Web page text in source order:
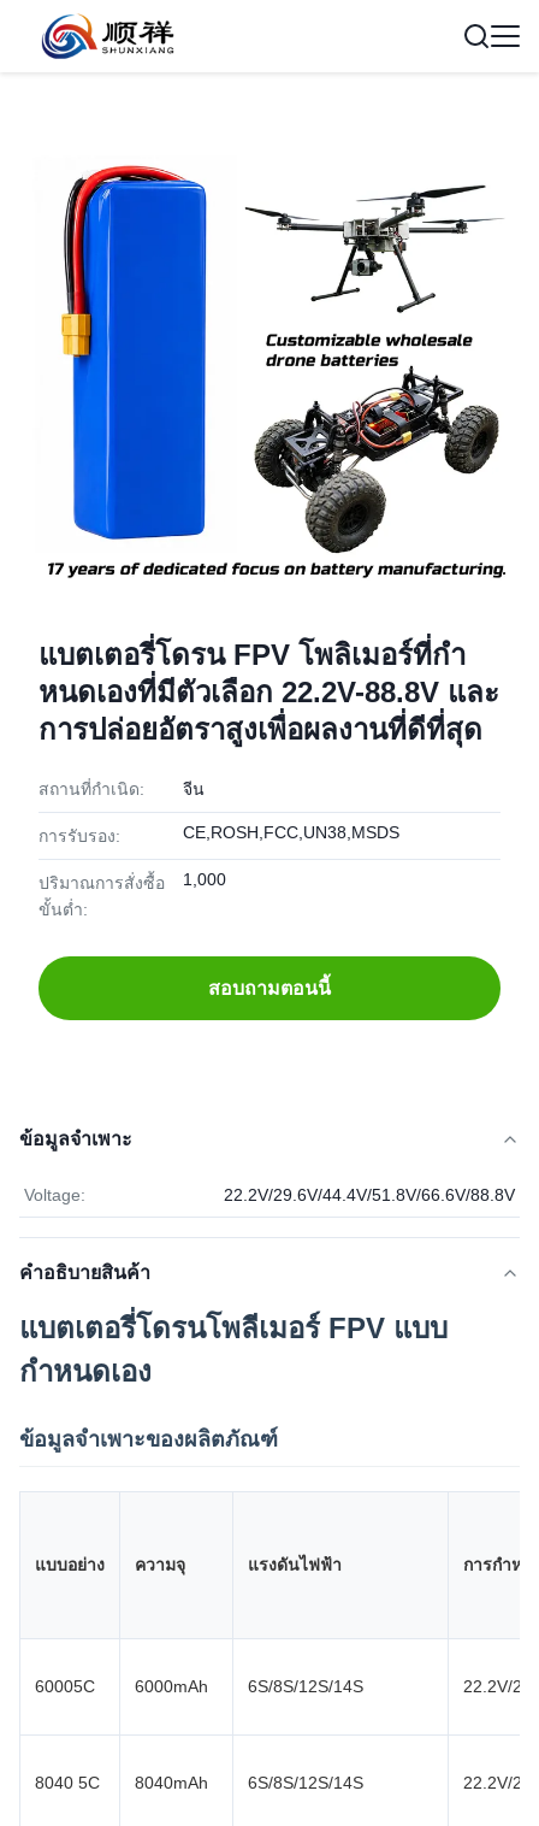
แบตเตอรี่โดรน FPV โพลิเมอร์ที่กํา
หนดเองที่มีตัวเลือก 22.2V-88.8V และ
การปล่อยอัตราสูงเพื่อผลงานที่ดีที่สุด
สถานที่กำเนิด: จีน
การรับรอง: CE,ROSH,FCC,UN38,MSDS
ปริมาณการสั่งซื้อ
ขั้นต่ำ:
1,000
สอบถามตอนนี้
ข้อมูลจำเพาะ
Voltage: 22.2V/29.6V/44.4V/51.8V/66.6V/88.8V
คําอธิบายสินค้า
แบตเตอรี่โดรนโพลีเมอร์ FPV แบบ
กำหนดเอง
ข้อมูลจำเพาะของผลิตภัณฑ์
แบบอย่าง ความจุ แรงดันไฟฟ้า การกำหน
60005C 6000mAh 6S/8S/12S/14S 22.2V/
8040 5C 8040mAh 6S/8S/12S/14S 22.2V/